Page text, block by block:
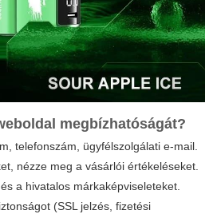
megbízhatóságát?
telefonszám, ügyfélszolgálati e-mail.
nézze meg a vásárlói értékeléseket.
a hivatalos márkaképviseleteket.
(SSL jelzés, fizetési